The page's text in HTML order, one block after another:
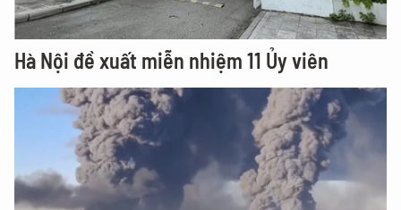
Hà Nội đề xuất miễn nhiệm 11 Ủy viên